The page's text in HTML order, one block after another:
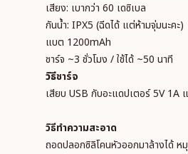
เสียง: เบากว่า 60 เดซิเบล
กันน้ำ: IPX5 (ฉีดได้ แต่ห้ามจุ่มนะคะ)
แบต 1200mAh
ชาร์จ ~3 ชั่วโมง / ใช้ได้ ~50 นาที
วิธีชาร์จ
เสียบ USB กับอะแดปเตอร์ 5V 1A
วิธีทำความสะอาด
ถอดปลอกซิลิโคนหัวออกมาล้างได้ ห